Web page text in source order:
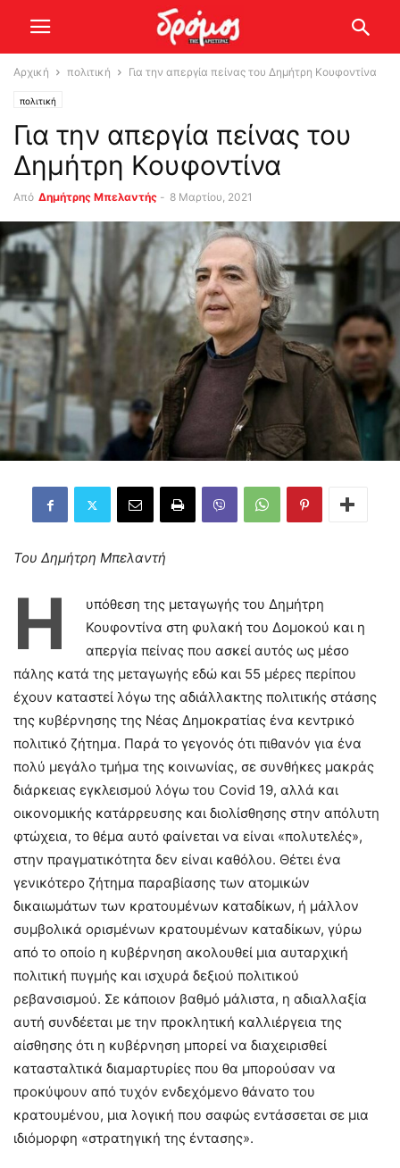
Αρχική πολιτική Για την απεργία πείνας του Δημήτρη Κουφοντίνα
πολιτική
Για την απεργία πείνας του
Δημήτρη Κουφοντίνα
Από Δημήτρης Μπελαντής - 8 Μαρτίου, 2021
Του Δημήτρη Μπελαντή
Η
υπόθεση της μεταγωγής του Δημήτρη
Κουφοντίνα στη φυλακή του Δομοκού και η
απεργία πείνας που ασκεί αυτός ως μέσο
πάλης κατά της μεταγωγής εδώ και 55 μέρες περίπου
έχουν καταστεί λόγω της αδιάλλακτης πολιτικής στάσης
της κυβέρνησης της Νέας Δημοκρατίας ένα κεντρικό
πολιτικό ζήτημα. Παρά το γεγονός ότι πιθανόν για ένα
πολύ μεγάλο τμήμα της κοινωνίας, σε συνθήκες μακράς
διάρκειας εγκλεισμού λόγω του Covid 19, αλλά και
οικονομικής κατάρρευσης και διολίσθησης στην απόλυτη
φτώχεια, το θέμα αυτό φαίνεται να είναι «πολυτελές»,
στην πραγματικότητα δεν είναι καθόλου. Θέτει ένα
γενικότερο ζήτημα παραβίασης των ατομικών
δικαιωμάτων των κρατουμένων καταδίκων, ή μάλλον
συμβολικά ορισμένων κρατουμένων καταδίκων, γύρω
από το οποίο η κυβέρνηση ακολουθεί μια αυταρχική
πολιτική πυγμής και ισχυρά δεξιού πολιτικού
ρεβανσισμού. Σε κάποιον βαθμό μάλιστα, η αδιαλλαξία
αυτή συνδέεται με την προκλητική καλλιέργεια της
αίσθησης ότι η κυβέρνηση μπορεί να διαχειρισθεί
κατασταλτικά διαμαρτυρίες που θα μπορούσαν να
προκύψουν από τυχόν ενδεχόμενο θάνατο του
κρατουμένου, μια λογική που σαφώς εντάσσεται σε μια
ιδιόμορφη «στρατηγική της έντασης».